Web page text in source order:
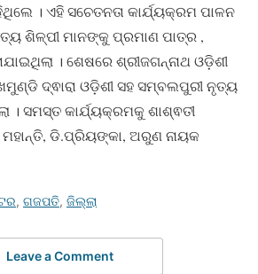
। ଏହି ସଚେତନତା କାର୍ଯ୍ୟକ୍ରମ ପାଳନ
ଶିଳ୍ପୀ ମାନଙ୍କୁ ପ୍ରମାଣ ପାତ୍ର ,
। ଶେଷରେ ଶ୍ରୀଜଗନ୍ନାଥ ଓଡ଼ିଶୀ
ଦ୍ଵାରା ଓଡ଼ିଶୀ ସହ ସମ୍ବଲପୁରୀ ନୃତ୍ୟ
। ସମସ୍ତ କାର୍ଯ୍ୟକ୍ରମକୁ ଶାଶ୍ଵତୀ
ମହାନ୍ତି, ଡି.ପ୍ରିୟଙ୍କା, ଅରୁଣ ନାୟକ
, ଗଜପତି, ଜିଲ୍ଲା
Leave a Comment